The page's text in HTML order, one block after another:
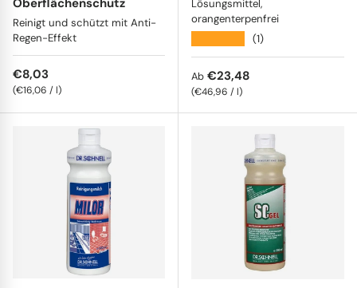
Reinigt und schützt mit Anti-
Regen-Effekt
Normaler Preis
€8,03
Grundpreis
€16,06 /l
Lösungsmittel,
orangenterpenfrei
(1)
Normaler Preis
Ab €23,48
Grundpreis
€46,96 /l